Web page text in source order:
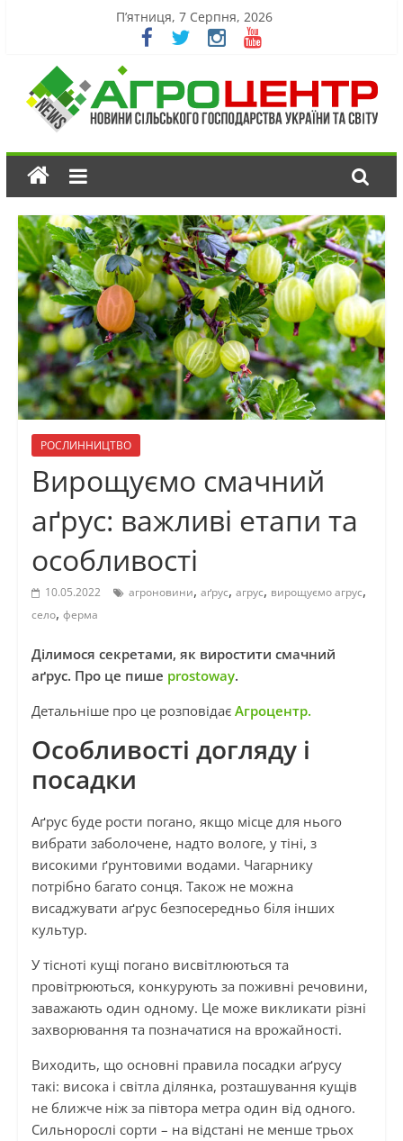
П’ятниця, 7 Серпня, 2026
РОСЛИННИЦТВО
Вирощуємо смачний
аґрус: важливі етапи та
особливості
10.05.2022 агроновини, аґрус, агрус, вирощуємо агрус,
село, ферма
Ділимося секретами, як виростити смачний
аґрус. Про це пише prostoway.
Детальніше про це розповідає Агроцентр.
Особливості догляду і
посадки
Аґрус буде рости погано, якщо місце для нього
вибрати заболочене, надто вологе, у тіні, з
високими ґрунтовими водами. Чагарнику
потрібно багато сонця. Також не можна
висаджувати аґрус безпосередньо біля інших
культур.
У тісноті кущі погано висвітлюються та
провітрюються, конкурують за поживні речовини,
заважають один одному. Це може викликати різні
захворювання та позначатися на врожайності.
Виходить, що основні правила посадки аґрусу
такі: висока і світла ділянка, розташування кущів
не ближче ніж за півтора метра один від одного.
Сильнорослі сорти – на відстані не менше трьох